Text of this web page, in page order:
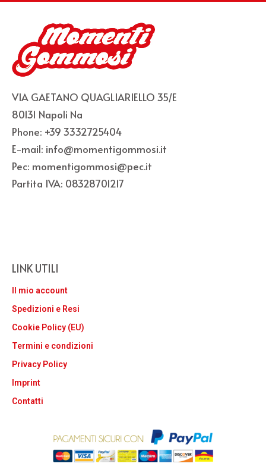
VIA GAETANO QUAGLIARIELLO 35/E
80131 Napoli Na
Phone: +39 3332725404
E-mail: info@momentigommosi.it
Pec: momentigommosi@pec.it
Partita IVA: 08328701217
LINK UTILI
Il mio account
Spedizioni e Resi
Cookie Policy (EU)
Termini e condizioni
Privacy Policy
Imprint
Contatti